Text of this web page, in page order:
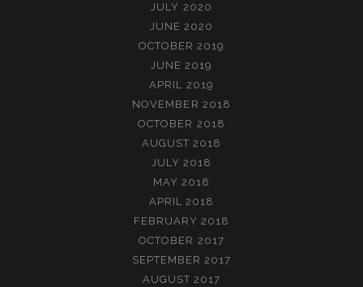
JULY 2020
JUNE 2020
OCTOBER 2019
JUNE 2019
APRIL 2019
NOVEMBER 2018
OCTOBER 2018
AUGUST 2018
JULY 2018
MAY 2018
APRIL 2018
FEBRUARY 2018
OCTOBER 2017
SEPTEMBER 2017
AUGUST 2017